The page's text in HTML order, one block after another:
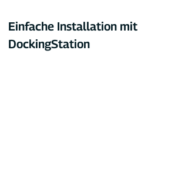
Einfache Installation mit
DockingStation